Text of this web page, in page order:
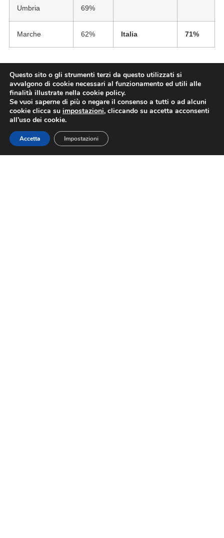
Umbria 69%
Marche 62% Italia 71%
L’articoloPrimo maggio, Assoturismo-Cst, per il ponte
prenotate 7 camere su 10proviene da
Nazionale.
L’articolo Primo maggio, Assoturismo-Cst, per il ponte
prenotate 7 camere su 10 proviene da
Questo sito o gli strumenti terzi da questo utilizzati si
avvalgono di cookie necessari al funzionamento ed utili alle
finalità illustrate nella cookie policy.
Se vuoi saperne di più o negare il consenso a tutti o ad alcuni
cookie clicca su impostazioni, cliccando su accetta acconsenti
all’uso dei cookie.
Accetta Impostazioni